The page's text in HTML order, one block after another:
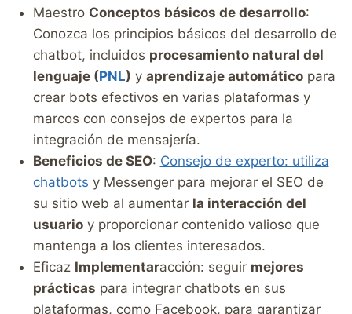
Maestro Conceptos básicos de desarrollo:
Conozca los principios básicos del desarrollo de
chatbot, incluidos procesamiento natural del
lenguaje (PNL) y aprendizaje automáticopara
crear bots efectivos en varias plataformas y
marcos con consejos de expertos para la
integración de mensajería.
Beneficios de SEO: Consejo de experto: utiliza
chatbots y Messenger para mejorar el SEO de
su sitio web al aumentar la interacción del
usuarioy proporcionar contenido valioso que
mantenga a los clientes interesados.
Eficaz Implementaracción: seguir mejores
prácticas para integrar chatbots en sus
plataformas, como Facebook, para garantizar